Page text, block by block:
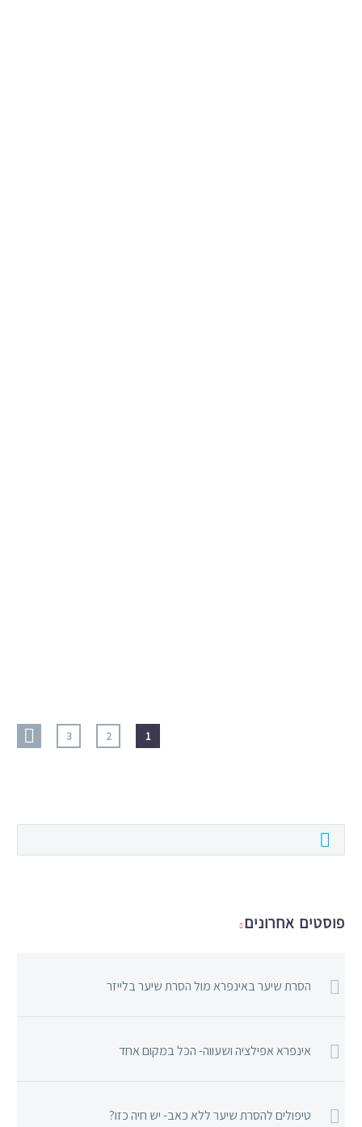
1
2
3
פוסטים אחרונים
הסרת שיער באינפרא מול הסרת שיער בלייזר
אינפרא אפילציה ושעווה- הכל במקום אחד
טיפולים להסרת שיער ללא כאב- יש חיה כזו?